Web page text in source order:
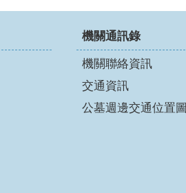
機關通訊錄
機關聯絡資訊
交通資訊
公墓週邊交通位置圖